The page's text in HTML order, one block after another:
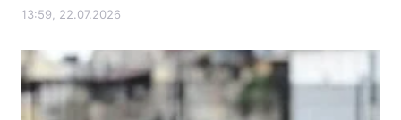
13:59, 22.07.2026